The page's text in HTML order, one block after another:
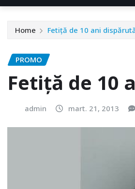
Home Fetiță de 10 ani
PROMO
Fetiță de 10
admin mart. 21, 2013